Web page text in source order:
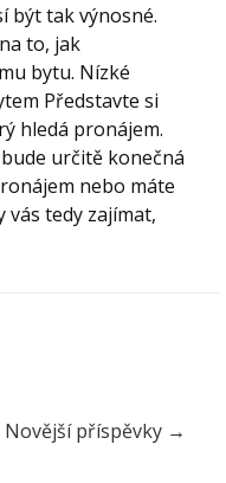
být tak výnosné.
to, jak
bytu. Nízké
Představte si
hledá pronájem.
určitě konečná
nebo máte
tedy zajímat,
Novější příspěvky →